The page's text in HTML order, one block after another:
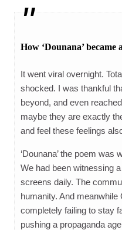
How ‘Dounana’
It went viral overnight.
shocked. I was thankful
beyond, and even
maybe they are exactly
and feel these feelings
‘Dounana’ the poem
We had been witnessing
screens daily. The
humanity. And
completely failing to stay
pushing a propaganda